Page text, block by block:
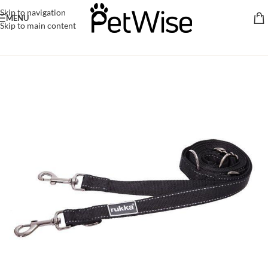
Skip to navigation
Skip to main content
MENU